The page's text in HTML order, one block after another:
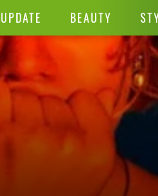
UPDATE BEAUTY